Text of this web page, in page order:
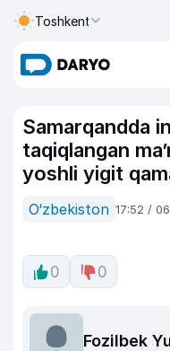
Toshkent
Samarqandda
taqiqlangan
yoshli yigit
O‘zbekiston 17:52 /
0 0
Fozilbek